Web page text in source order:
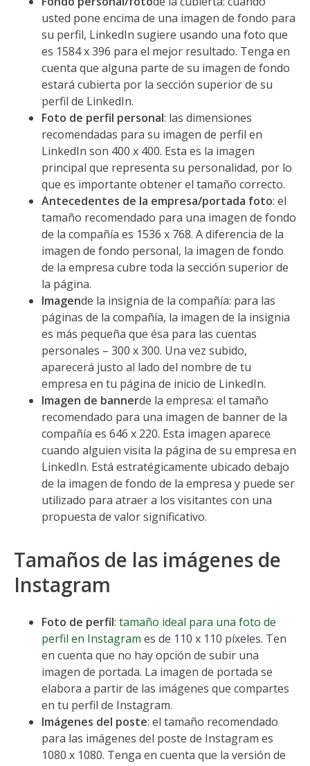
usted pone encima de una imagen de fondo para
su perfil, LinkedIn sugiere usando una foto que
es 1584 x 396 para el mejor resultado. Tenga en
cuenta que alguna parte de su imagen de fondo
estará cubierta por la sección superior de su
perfil de LinkedIn.
Foto de perfil personal: las dimensiones
recomendadas para su imagen de perfil en
LinkedIn son 400 x 400. Esta es la imagen
principal que representa su personalidad, por lo
que es importante obtener el tamaño correcto.
Antecedentes de la empresa/portada foto: el
tamaño recomendado para una imagen de fondo
de la compañía es 1536 x 768. A diferencia de la
imagen de fondo personal, la imagen de fondo
de la empresa cubre toda la sección superior de
la página.
Imagende la insignia de la compañía: para las
páginas de la compañía, la imagen de la insignia
es más pequeña que ésa para las cuentas
personales – 300 x 300. Una vez subido,
aparecerá justo al lado del nombre de tu
empresa en tu página de inicio de LinkedIn.
Imagen de bannerde la empresa: el tamaño
recomendado para una imagen de banner de la
compañía es 646 x 220. Esta imagen aparece
cuando alguien visita la página de su empresa en
LinkedIn. Está estratégicamente ubicado debajo
de la imagen de fondo de la empresa y puede ser
utilizado para atraer a los visitantes con una
propuesta de valor significativo.
Tamaños de las imágenes de
Instagram
Foto de perfil: tamaño ideal para una foto de
perfil en Instagram es de 110 x 110 píxeles. Ten
en cuenta que no hay opción de subir una
imagen de portada. La imagen de portada se
elabora a partir de las imágenes que compartes
en tu perfil de Instagram.
Imágenes del poste: el tamaño recomendado
para las imágenes del poste de Instagram es
1080 x 1080. Tenga en cuenta que la versión de